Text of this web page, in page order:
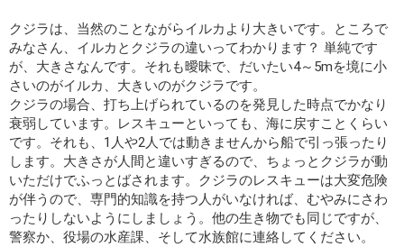
クジラは、当然のことながらイルカより大きいです。ところで
みなさん、イルカとクジラの違いってわかります？ 単純です
が、大きさなんです。それも曖昧で、だいたい4～5mを境に小
さいのがイルカ、大きいのがクジラです。
クジラの場合、打ち上げられているのを発見した時点でかなり
衰弱しています。レスキューといっても、海に戻すことくらい
です。それも、1人や2人では動きませんから船で引っ張ったり
します。大きさが人間と違いすぎるので、ちょっとクジラが動
いただけでふっとばされます。クジラのレスキューは大変危険
が伴うので、専門的知識を持つ人がいなければ、むやみにさわ
ったりしないようにしましょう。他の生き物でも同じですが、
警察か、役場の水産課、そして水族館に連絡してください。